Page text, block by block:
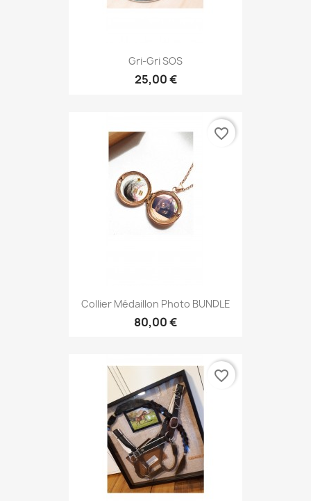
Gri-Gri SOS
25,00 €
Collier Médaillon Photo BUNDLE
80,00 €
favorite_border
favorite_border